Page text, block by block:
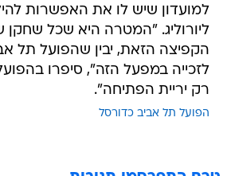
למועדון שיש לו את האפשרות
ליורוליג. "המטרה היא שכל
הקפיצה הזאת, יבין שהפועל תל
לזכייה במפעל הזה", סיפרו
רק יריית הפתיחה".
הפועל תל אביב כדורסל